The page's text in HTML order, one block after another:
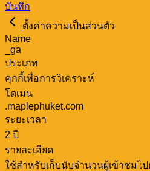
บันทึก
ตั้งค่าความเป็นส่วนตัว
Name
_ga
ประเภท
คุกกี้เพื่อการวิเคราะห์
โดเมน
.maplephuket.com
ระยะเวลา
2 ปี
รายละเอียด
ใช้สำหรับเก็บนับจำนวนผู้เข้าชมไป